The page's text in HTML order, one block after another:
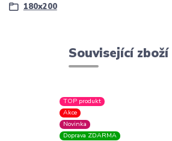
180x200
Související zboží
TOP produkt
Akce
Novinka
Doprava ZDARMA